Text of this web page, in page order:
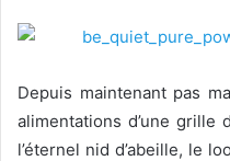
Depuis maintenant pas
alimentations d’une
l’éternel nid d’abeille, le